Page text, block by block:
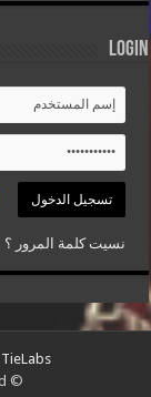
Login
نسيت كلمة المرور ؟
TieLabs
© Copyright 2026, All Rights Reserved